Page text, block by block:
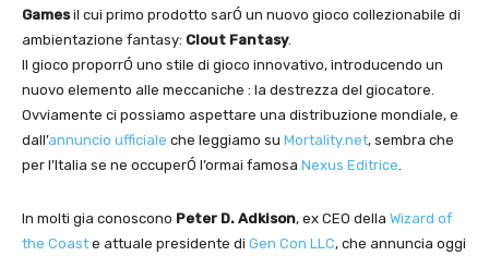
Gamesil cui primo prodotto sarÓ un nuovo gioco collezionabile di
ambientazione fantasy: Clout Fantasy.
Il gioco proporrÓ uno stile di gioco innovativo, introducendo un
nuovo elemento alle meccaniche : la destrezza del giocatore.
Ovviamente ci possiamo aspettare una distribuzione mondiale, e
dall’annuncio ufficiale che leggiamo su Mortality.net, sembra che
per l’Italia se ne occuperÓ l’ormai famosa Nexus Editrice.
In molti gia conoscono Peter D. Adkison, ex CEO della Wizard of
the Coast e attuale presidente di Gen Con LLC, che annuncia oggi